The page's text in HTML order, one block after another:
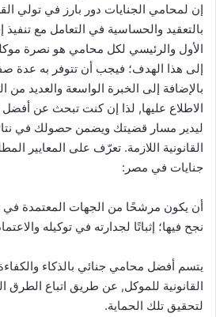
إن لمحامي الجنايات دور بارز في تولي
بالتعقيد والحساسية في التعامل مع تنفيذ
الأول والرئيسي لكل محامي هو نصرة
إلى هذا الهدف؛ فيجب أن تتوفر به عدة
بالإضافة إلى الخبرة الواسعة والعديد
الاطلاع عليها, لذا إن كنت تبحث عن
ليدير مسار قضيتك ويضمن حصولك في
القانونية اللازمة. تعرّف على المعايير
جنايات في مصر:
أن يكون مرشحًا من الجهات المعتمدة في
نجح فيها؛ إثباتًا لجدارته في توكيله
يتسم أفضل محامي جنائي بالذكاء
القانونية للموكل, عن طريق اتباع الطرق
لتحقيق تلك الحماية.